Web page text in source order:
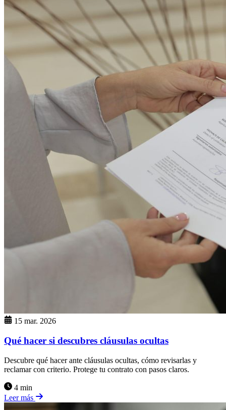
15 mar. 2026
Qué hacer si descubres cláusulas ocultas
Descubre qué hacer ante cláusulas ocultas, cómo revisarlas y
reclamar con criterio. Protege tu contrato con pasos claros.
4 min
Leer más